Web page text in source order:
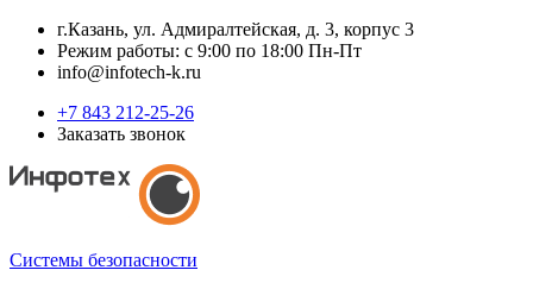
г.Казань, ул. Адмиралтейская, д. 3, корпус 3
Режим работы: с 9:00 по 18:00 Пн-Пт
info@infotech-k.ru
+7 843 212-25-26
Заказать звонок
Системы безопасности